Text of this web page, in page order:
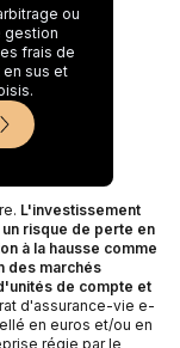
ou
gestion
frais de
sus et
L'investissement
risque de perte en
à la hausse comme
des marchés
de compte et
d'assurance-vie e-
en euros et/ou en
régie par le